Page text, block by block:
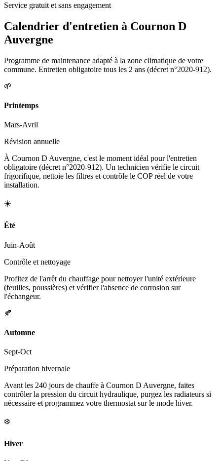
Service gratuit et sans engagement
Calendrier d'entretien à Cournon D
Auvergne
Programme de maintenance adapté à la zone climatique de votre
commune. Entretien obligatoire tous les 2 ans (décret n°2020-912).
🌱
Printemps
Mars-Avril
Révision annuelle
À Cournon D Auvergne, c'est le moment idéal pour l'entretien
obligatoire (décret n°2020-912). Un technicien vérifie le circuit
frigorifique, nettoie les filtres et contrôle le COP réel de votre
installation.
☀️
Été
Juin-Août
Contrôle et nettoyage
Profitez de l'arrêt du chauffage pour nettoyer l'unité extérieure
(feuilles, poussières) et vérifier l'absence de corrosion sur
l'échangeur.
🍂
Automne
Sept-Oct
Préparation hivernale
Avant les 240 jours de chauffe à Cournon D Auvergne, faites
contrôler la pression du circuit hydraulique, purgez les radiateurs si
nécessaire et programmez votre thermostat sur le mode hiver.
❄️
Hiver